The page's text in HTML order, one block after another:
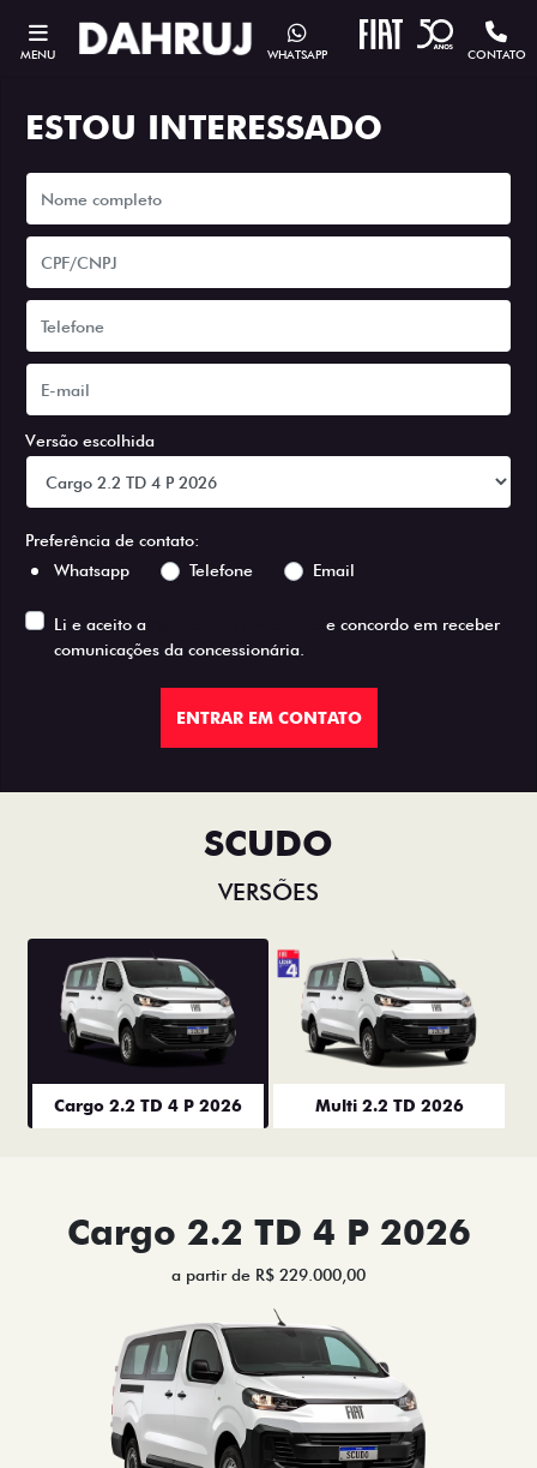
MENU CONTATO
WHATSAPP
ESTOU INTERESSADO
Versão escolhida
Preferência de contato:
Whatsapp
Telefone Email
Li e aceito a
e concordo em receber
comunicações da concessionária.
ENTRAR EM CONTATO
SCUDO
VERSÕES
Cargo 2.2 TD 4 P 2026 Multi 2.2 TD 2026
Cargo 2.2 TD 4 P 2026
a partir de R$ 229.000,00